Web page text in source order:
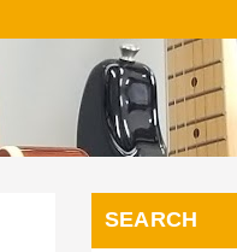
SEARCH